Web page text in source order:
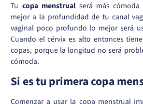
Tu copa menstrualserá más cómoda
mejor a la profundidad de tu canal
vaginal poco profundo lo mejor será
Cuando el cérvix es alto entonces
copas, porque la longitud no será
cómoda.
Si es tu primera copa
Comenzar a usar la copa menstrual